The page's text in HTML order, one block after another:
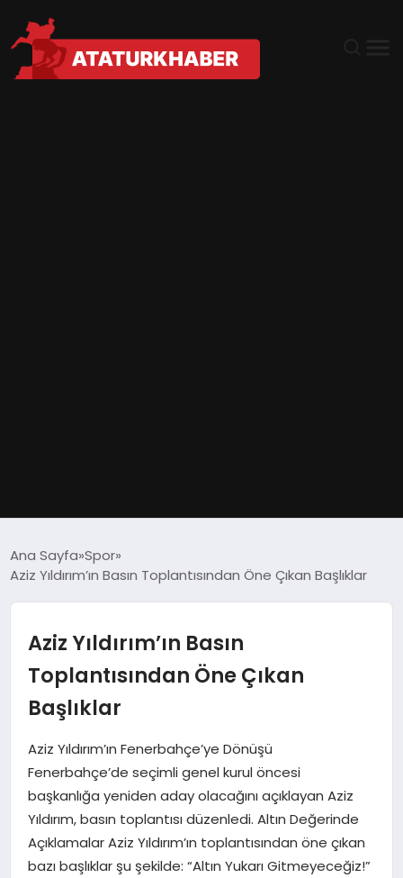
EĞITIM
EKONOMI
SAĞLIK
SIYASET
SPOR
Ana Sayfa Spor
Aziz Yıldırım’ın Basın Toplantısından Öne Çıkan Başlıklar
Aziz Yıldırım’ın Basın
Toplantısından Öne Çıkan
Başlıklar
Aziz Yıldırım’ın Fenerbahçe’ye Dönüşü
Fenerbahçe’de seçimli genel kurul öncesi
başkanlığa yeniden aday olacağını açıklayan Aziz
Yıldırım, basın toplantısı düzenledi. Altın Değerinde
Açıklamalar Aziz Yıldırım’ın toplantısından öne çıkan
bazı başlıklar şu şekilde: “Altın Yukarı Gitmeyeceğiz!”